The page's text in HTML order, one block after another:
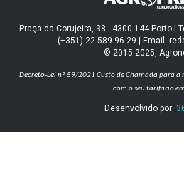
Praça da Corujeira, 38 - 4300-144 Porto |
(+351) 22 589 96 29 | Email:
© 2015-2025,
Decreto-Lei nº 59/2021 Custo de Chamada para
com o seu tarifário
Desenvolvido por: